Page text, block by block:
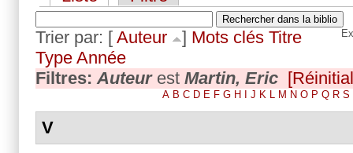
Trier par: [ Auteur ] Mots clés Titre
Type Année
Filtres:Auteurest Martin, Eric
A B C D E F G H J K L M N O P Q R S
V